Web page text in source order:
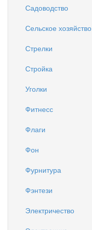
Садоводство
Сельское хозяйство
Стрелки
Стройка
Уголки
Фитнесс
Флаги
Фон
Фурнитура
Фэнтези
Электричество